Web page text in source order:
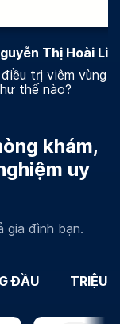
Thị Hoài
trị viêm vùng
thế nào?
khám,
uy
gia đình bạn.
ĐẦU TRIỆU